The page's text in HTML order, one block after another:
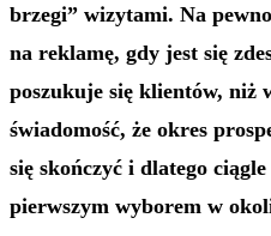
brzegi” wizytami. Na
na reklamę, gdy jest się
poszukuje się klientów, niż
świadomość, że okres
się skończyć i dlatego
pierwszym wyborem w